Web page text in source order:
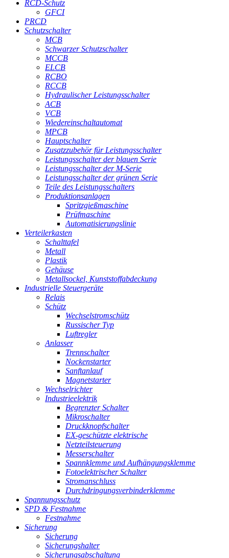
RCD-Schutz
GFCI
PRCD
Schutzschalter
MCB
Schwarzer Schutzschalter
MCCB
ELCB
RCBO
RCCB
Hydraulischer Leistungsschalter
ACB
VCB
Wiedereinschaltautomat
MPCB
Hauptschalter
Zusatzzubehör für Leistungsschalter
Leistungsschalter der blauen Serie
Leistungsschalter der M-Serie
Leistungsschalter der grünen Serie
Teile des Leistungsschalters
Produktionsanlagen
Spritzgießmaschine
Prüfmaschine
Automatisierungslinie
Verteilerkasten
Schalttafel
Metall
Plastik
Gehäuse
Metallsockel, Kunststoffabdeckung
Industrielle Steuergeräte
Relais
Schütz
Wechselstromschütz
Russischer Typ
Luftregler
Anlasser
Trennschalter
Nockenstarter
Sanftanlauf
Magnetstarter
Wechselrichter
Industrieelektrik
Begrenzter Schalter
Mikroschalter
Druckknopfschalter
EX-geschützte elektrische
Netzteilsteuerung
Messerschalter
Spannklemme und Aufhängungsklemme
Fotoelektrischer Schalter
Stromanschluss
Durchdringungsverbinderklemme
Spannungsschutz
SPD & Festnahme
Festnahme
Sicherung
Sicherung
Sicherungshalter
Sicherungsabschaltung